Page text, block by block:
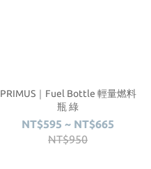
PRIMUS｜Fuel Bottle 輕量燃料
瓶 綠
NT$595 ~ NT$665
NT$950